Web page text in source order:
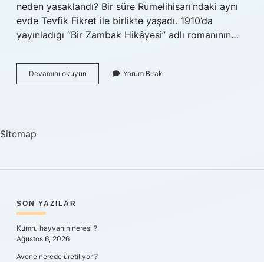
neden yasaklandı? Bir süre Rumelihisarı’ndaki aynı
evde Tevfik Fikret ile birlikte yaşadı. 1910’da
yayınladığı “Bir Zambak Hikâyesi” adlı romanının…
Devamını okuyun Mehmet
Rauf
Yorum Bırak
Sitemap
SIDEBAR
SON YAZILAR
Kumru hayvanın neresi ?
Ağustos 6, 2026
Avene nerede üretiliyor ?